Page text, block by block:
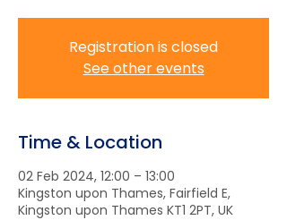
Registration is closed
See other events
Time & Location
02 Feb 2024, 12:00 – 13:00
Kingston upon Thames, Fairfield E,
Kingston upon Thames KT1 2PT, UK